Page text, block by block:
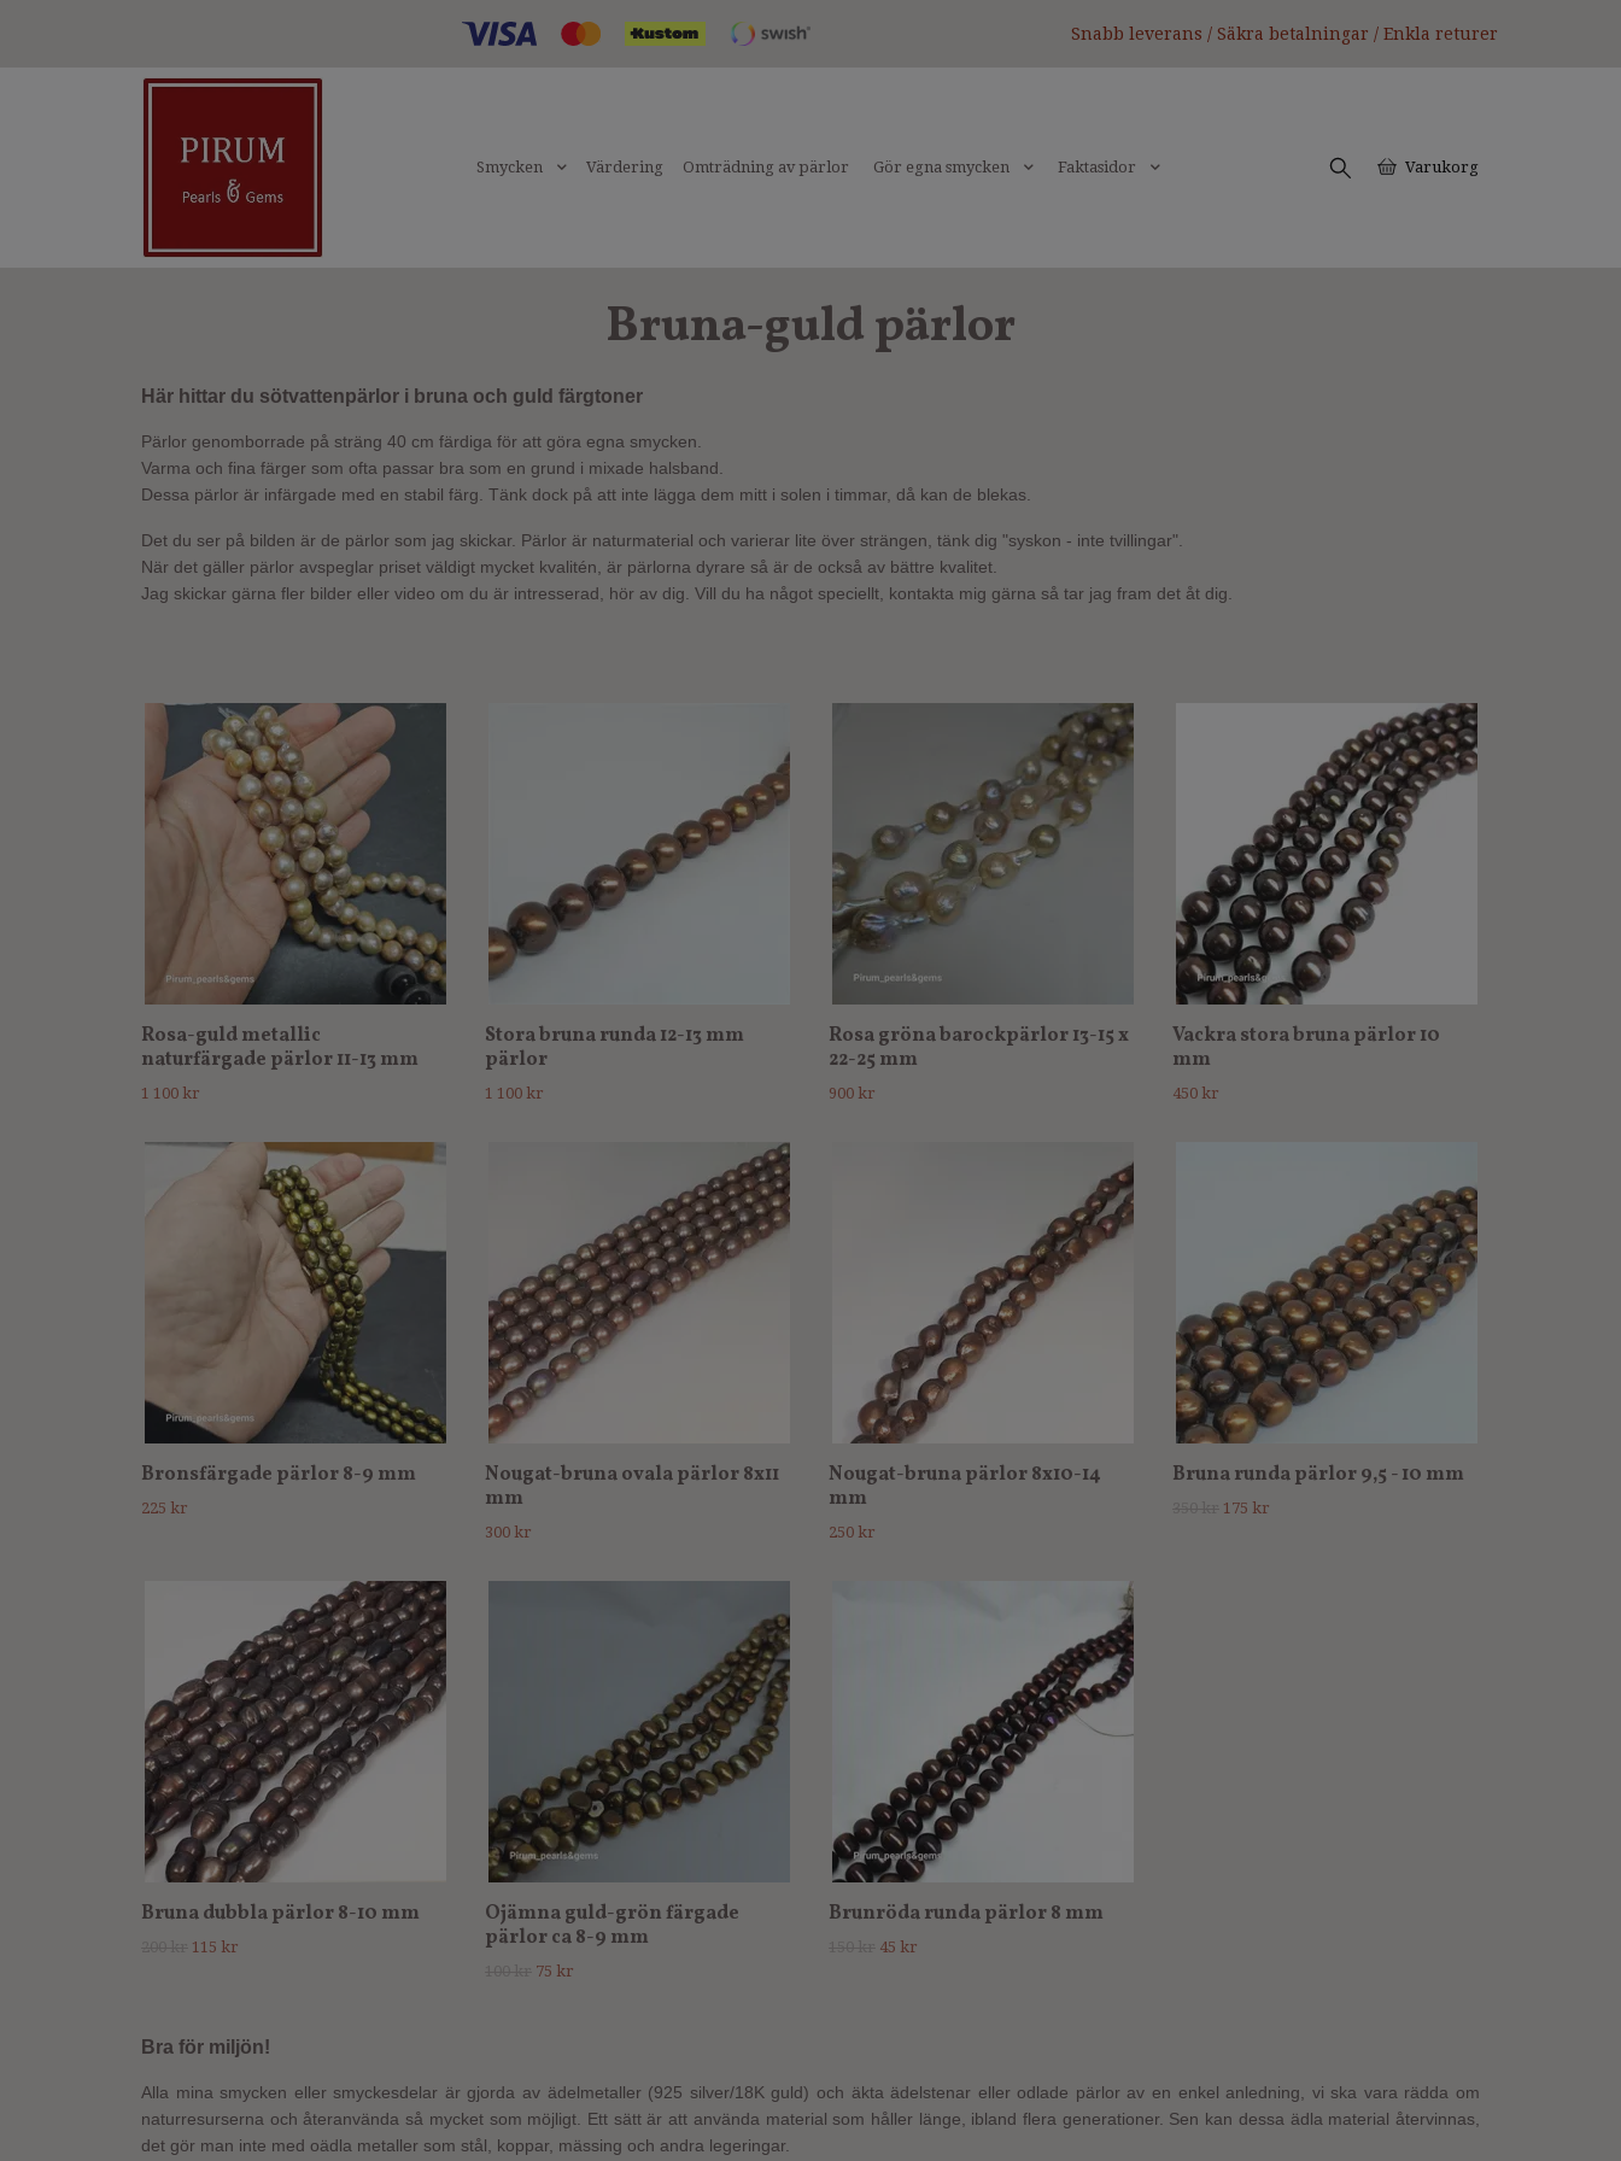
Snabb leverans / Säkra betalningar / Enkla returer
Smycken Värdering Omträdning av pärlor Gör egna smycken Faktasidor Varukorg
Bruna-guld pärlor
Här hittar du sötvattenpärlor i bruna och guld färgtoner
Pärlor genomborrade på sträng 40 cm färdiga för att göra egna smycken.
Varma och fina färger som ofta passar bra som en grund i mixade halsband.
Dessa pärlor är infärgade med en stabil färg. Tänk dock på att inte lägga dem mitt i solen i timmar, då kan de blekas.
Det du ser på bilden är de pärlor som jag skickar. Pärlor är naturmaterial och varierar lite över strängen, tänk dig "syskon - inte tvillingar".
När det gäller pärlor avspeglar priset väldigt mycket kvalitén, är pärlorna dyrare så är de också av bättre kvalitet.
Jag skickar gärna fler bilder eller video om du är intresserad, hör av dig. Vill du ha något speciellt, kontakta mig gärna så tar jag fram det åt dig.
Rosa-guld metallic
naturfärgade pärlor 11-13 mm
1 100 kr
Stora bruna runda 12-13 mm
pärlor
1 100 kr
Rosa gröna barockpärlor 13-15 x
22-25 mm
900 kr
Vackra stora bruna pärlor 10
mm
450 kr
Bronsfärgade pärlor 8-9 mm
225 kr
Nougat-bruna ovala pärlor 8x11
mm
300 kr
Nougat-bruna pärlor 8x10-14
mm
250 kr
Bruna runda pärlor 9,5 - 10 mm
175 kr
Bruna dubbla pärlor 8-10 mm
115 kr
Ojämna guld-grön färgade
pärlor ca 8-9 mm
75 kr
Brunröda runda pärlor 8 mm
45 kr
Bra för miljön!
Alla mina smycken eller smyckesdelar är gjorda av ädelmetaller (925 silver/18K guld) och äkta ädelstenar eller odlade pärlor av en enkel anledning, vi ska vara rädda om
naturresurserna och återanvända så mycket som möjligt. Ett sätt är att använda material som håller länge, ibland flera generationer. Sen kan dessa ädla material återvinnas,
det gör man inte med oädla metaller som stål, koppar, mässing och andra legeringar.